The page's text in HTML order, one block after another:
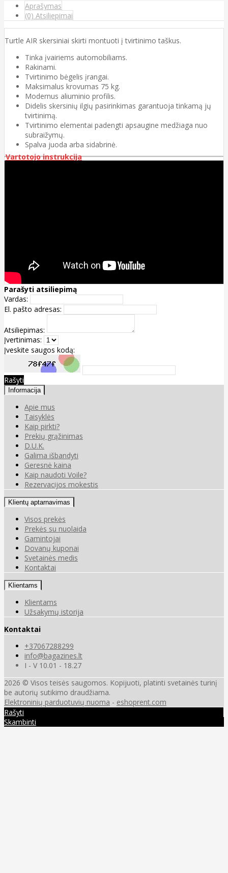
Aprašymas
(0) Atsiliepimai
Turtle AIR skersiniai skirti montuoti į tvirtinimo taškus.
Tinka įvairiems automobiliams.
Rakinami.
Tvirtinimo bėgelis įrangai.
Maksimalus krovumas 75 kg.
Modernus aliuminio profilis.
Didelis skersinių ilgių pasirinkimas garantuoja tinkamą jų
tvirtinimą.
Tvirtinimo elementai padengti apsaugine medžiaga nuo
subraižymų.
Spalva juoda arba sidabrinė.
Vartotojo instrukcija
Parašyti atsiliepimą
Vardas:
El. pašto adresas:
Atsiliepimas:
Įvertinimas:
Įveskite saugos kodą:
Rašyti
Informacija
Apie mus
Taisyklės
Kaip pirkti?
Prekių grąžinimas
D.U.K.
Galima išbandyti
Geresnė kaina
Kaip naudoti Voile?
Rezervacijos mokestis
Klientų aptarnavimas
Visos prekės
Prekės su nuolaida
Gamintojai
Dovanų kuponai
Svetainės medis
Kontaktai
Klientams
Klientams
Užsakymų istorija
Kontaktai
+37067288299
info@bagazines.lt
I - V 10.01 - 18.27
2026 © Visos teisės saugomos. Kopijuoti, platinti svetainės turinį
be autorių sutikimo draudžiama.
Elektroninių parduotuvių nuoma - eshoprent.com
Rašyti
Skambinti